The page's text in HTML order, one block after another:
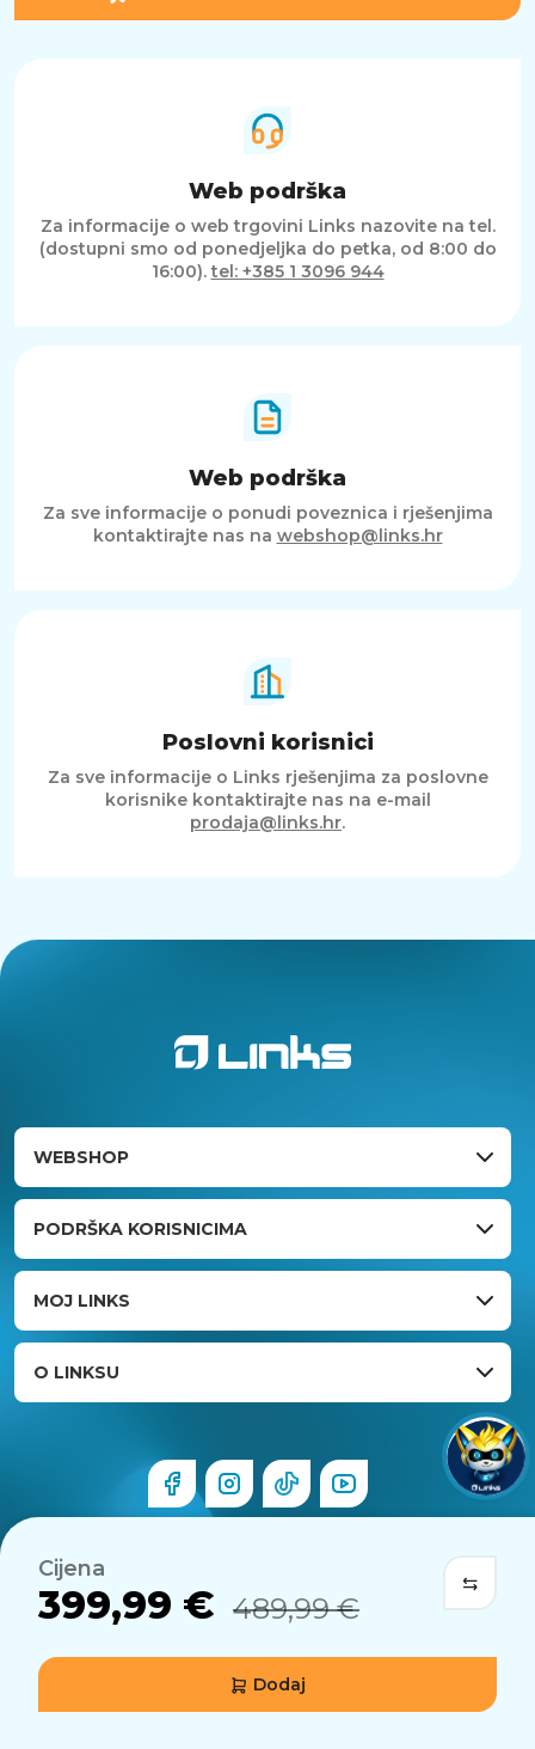
Cijena
399,99 € 489,99 €
Dodaj
Web podrška
Za informacije o web trgovini Links nazovite na tel.
(dostupni smo od ponedjeljka do petka, od 8:00 do
16:00).tel: +385 1 3096 944
Web podrška
Za sve informacije o ponudi poveznica i rješenjima
kontaktirajte nas na webshop@links.hr
Poslovni korisnici
Za sve informacije o Links rješenjima za poslovne
korisnike kontaktirajte nas na e-mail
prodaja@links.hr.
WEBSHOP
PODRŠKA KORISNICIMA
MOJ LINKS
O LINKSU
© 2026 Links.hr . Sva prava pridržana.